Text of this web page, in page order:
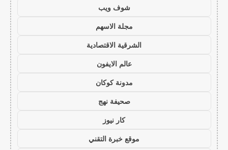
شوف ويب
مجلة الاسهم
الشرقية الاقتصادية
عالم الايفون
مدونة كوكان
صحيفة نهج
كار نيوز
موقع خبرة التقني